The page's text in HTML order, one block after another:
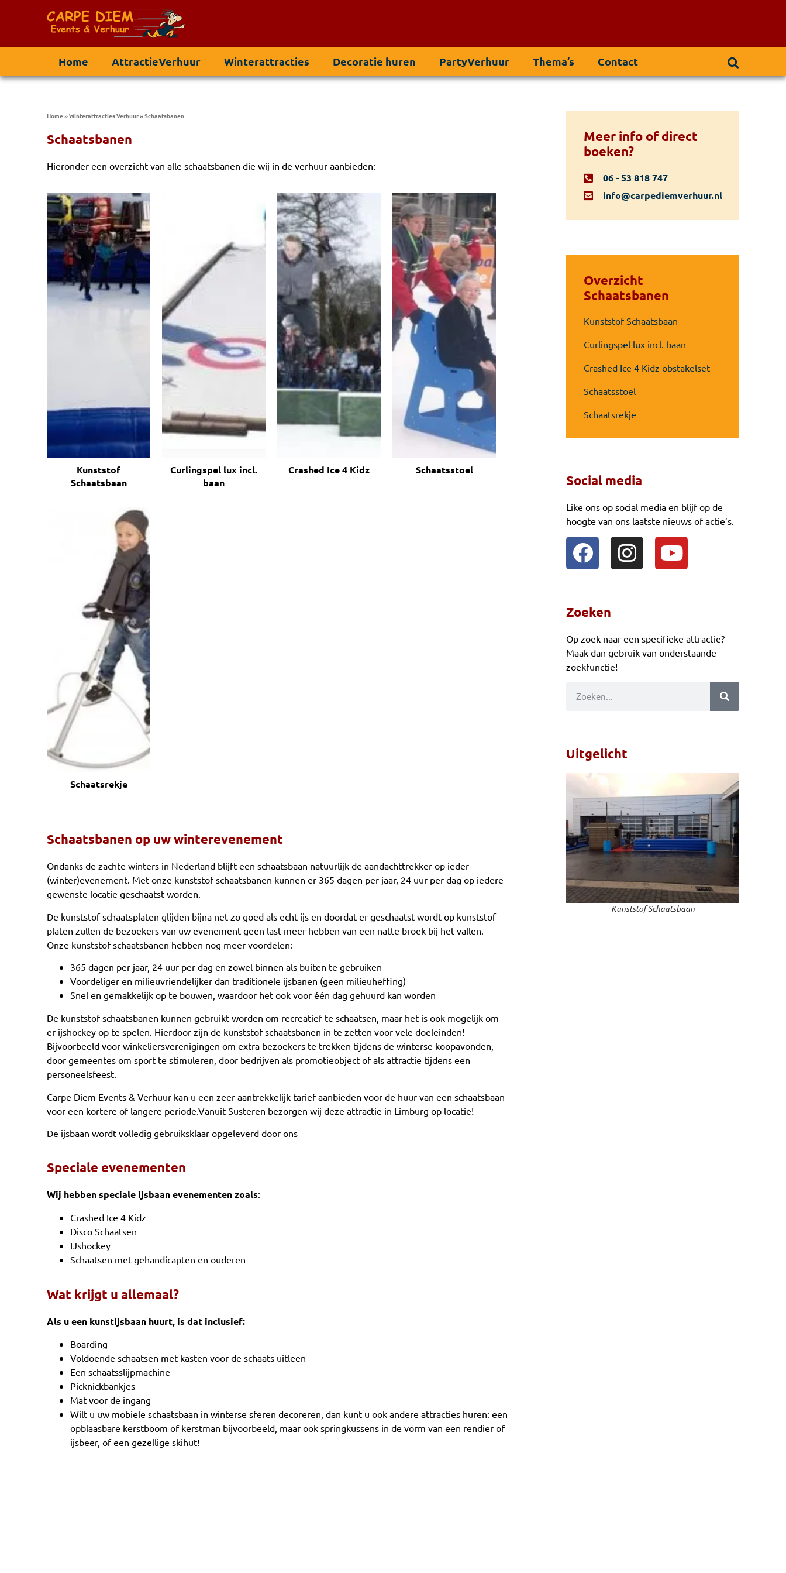
Home AttractieVerhuur Winterattracties Decoratie huren PartyVerhuur Thema’s Contact
Home»Winterattracties Verhuur»Schaatsbanen
Schaatsbanen
Hieronder een overzicht van alle schaatsbanen die wij in de verhuur aanbieden:
Kunststof
Schaatsbaan
Curlingspel lux incl.
baan
Crashed Ice 4 Kidz Schaatsstoel
Schaatsrekje
Schaatsbanen op uw winterevenement
Ondanks de zachte winters in Nederland blijft een schaatsbaan natuurlijk de aandachttrekker op ieder
(winter)evenement. Met onze kunststof schaatsbanen kunnen er 365 dagen per jaar, 24 uur per dag op iedere
gewenste locatie geschaatst worden.
De kunststof schaatsplaten glijden bijna net zo goed als echt ijs en doordat er geschaatst wordt op kunststof
platen zullen de bezoekers van uw evenement geen last meer hebben van een natte broek bij het vallen.
Onze kunststof schaatsbanen hebben nog meer voordelen:
365 dagen per jaar, 24 uur per dag en zowel binnen als buiten te gebruiken
Voordeliger en milieuvriendelijker dan traditionele ijsbanen (geen milieuheffing)
Snel en gemakkelijk op te bouwen, waardoor het ook voor één dag gehuurd kan worden
De kunststof schaatsbanen kunnen gebruikt worden om recreatief te schaatsen, maar het is ook mogelijk om
er ijshockey op te spelen. Hierdoor zijn de kunststof schaatsbanen in te zetten voor vele doeleinden!
Bijvoorbeeld voor winkeliersverenigingen om extra bezoekers te trekken tijdens de winterse koopavonden,
door gemeentes om sport te stimuleren, door bedrijven als promotieobject of als attractie tijdens een
personeelsfeest.
Carpe Diem Events & Verhuur kan u een zeer aantrekkelijk tarief aanbieden voor de huur van een schaatsbaan
voor een kortere of langere periode.Vanuit Susteren bezorgen wij deze attractie in Limburg op locatie!
De ijsbaan wordt volledig gebruiksklaar opgeleverd door ons
Speciale evenementen
Wij hebben speciale ijsbaan evenementen zoals:
Crashed Ice 4 Kidz
Disco Schaatsen
IJshockey
Schaatsen met gehandicapten en ouderen
Wat krijgt u allemaal?
Als u een kunstijsbaan huurt, is dat inclusief:
Boarding
Voldoende schaatsen met kasten voor de schaats uitleen
Een schaatsslijpmachine
Picknickbankjes
Mat voor de ingang
Wilt u uw mobiele schaatsbaan in winterse sferen decoreren, dan kunt u ook andere attracties huren: een
opblaasbare kerstboom of kerstman bijvoorbeeld, maar ook springkussens in de vorm van een rendier of
ijsbeer, of een gezellige skihut!
Meer informatie over schaatsbanen?
Meer info of direct
boeken?
06 - 53 818 747
info@carpediemverhuur.nl
Overzicht
Schaatsbanen
Kunststof Schaatsbaan
Curlingspel lux incl. baan
Crashed Ice 4 Kidz obstakelset
Schaatsstoel
Schaatsrekje
Social media
Like ons op social media en blijf op de
hoogte van ons laatste nieuws of actie’s.
Zoeken
Op zoek naar een specifieke attractie?
Maak dan gebruik van onderstaande
zoekfunctie!
Uitgelicht
Kunststof Schaatsbaan